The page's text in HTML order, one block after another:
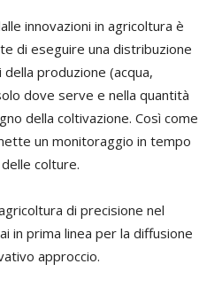
innovazioni in agricoltura è
di eseguire una distribuzione
produzione (acqua,
dove serve e nella quantità
della coltivazione. Così come
un monitoraggio in tempo
colture.
di precisione nel
in prima linea per la diffusione
approccio.